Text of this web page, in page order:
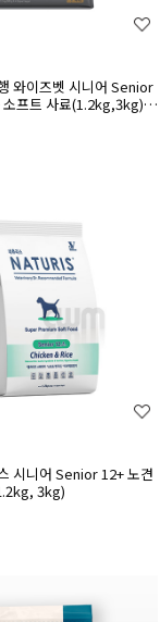
와이즈벳 시니어 Senior
소프트 사료(1.2kg,3kg)
한 영양소 체중관리 및 관
한 기능성 성분 함유
시니어 Senior 12+ 노견
3kg)